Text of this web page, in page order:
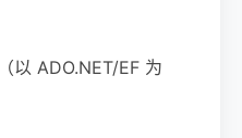
以 ADO.NET/EF 为